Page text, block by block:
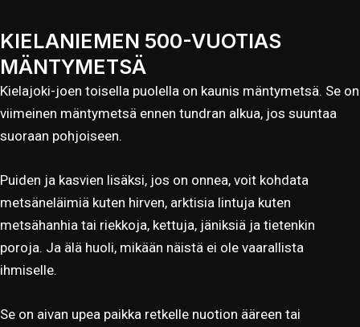
KIELANIEMEN 500-VUOTIAS
MÄNTYMETSÄ
Kielajoki-joen toisella puolella on kaunis mäntymetsä. Se on
viimeinen mäntymetsä ennen tundran alkua, jos suuntaa
suoraan pohjoiseen.
Puiden ja kasvien lisäksi, jos on onnea, voit kohdata
metsäneläimiä kuten hirven, arktisia lintuja kuten
metsähanhia tai riekkoja, kettuja, jäniksiä ja tietenkin
poroja. Ja älä huoli, mikään näistä ei ole vaarallista
ihmiselle.
Se on aivan upea paikka retkelle nuotion ääreen tai